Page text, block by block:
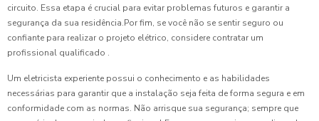
circuito. Essa etapa é crucial para evitar problemas futuros e garantir a
segurança da sua residência.Por fim, se você não se sentir seguro ou
confiante para realizar o projeto elétrico, considere contratar um
profissional qualificado .
Um eletricista experiente possui o conhecimento e as habilidades
necessárias para garantir que a instalação seja feita de forma segura e em
conformidade com as normas. Não arrisque sua segurança; sempre que